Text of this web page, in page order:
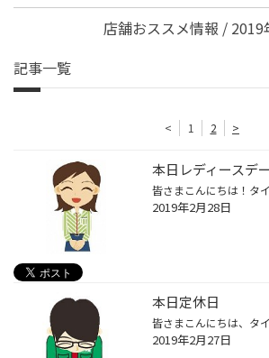
店舗おススメ情報 / 2019
記事一覧
< 1 2 >
本日レディースデー
2019年2月28日
本日定休日
2019年2月27日